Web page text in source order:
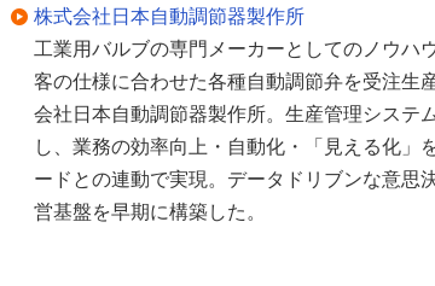
株式会社日本自動調節器製作所
工業用バルブの専門メーカーとしてのノウハ
客の仕様に合わせた各種自動調節弁を受注生
会社日本自動調節器製作所。生産管理システ
し、業務の効率向上・自動化・「見える化」
ードとの連動で実現。データドリブンな意思
営基盤を早期に構築した。